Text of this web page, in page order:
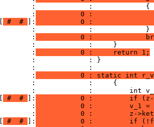
:             :             {
:
0 :
# # ]:
0 :
:             :             }
:
0 :
:             :     }
:
           0 :     return 1;
:             : }
:             :
:
0 : static int
:             :     {
:             :         int
# # ]:
0 :         if
:
0 :         v_1 =
:
0 :         z-
# # ]:
0 :         if